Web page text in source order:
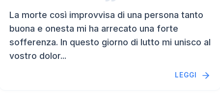
La morte così improvvisa di una persona tanto
buona e onesta mi ha arrecato una forte
sofferenza. In questo giorno di lutto mi unisco al
vostro dolor...
LEGGI